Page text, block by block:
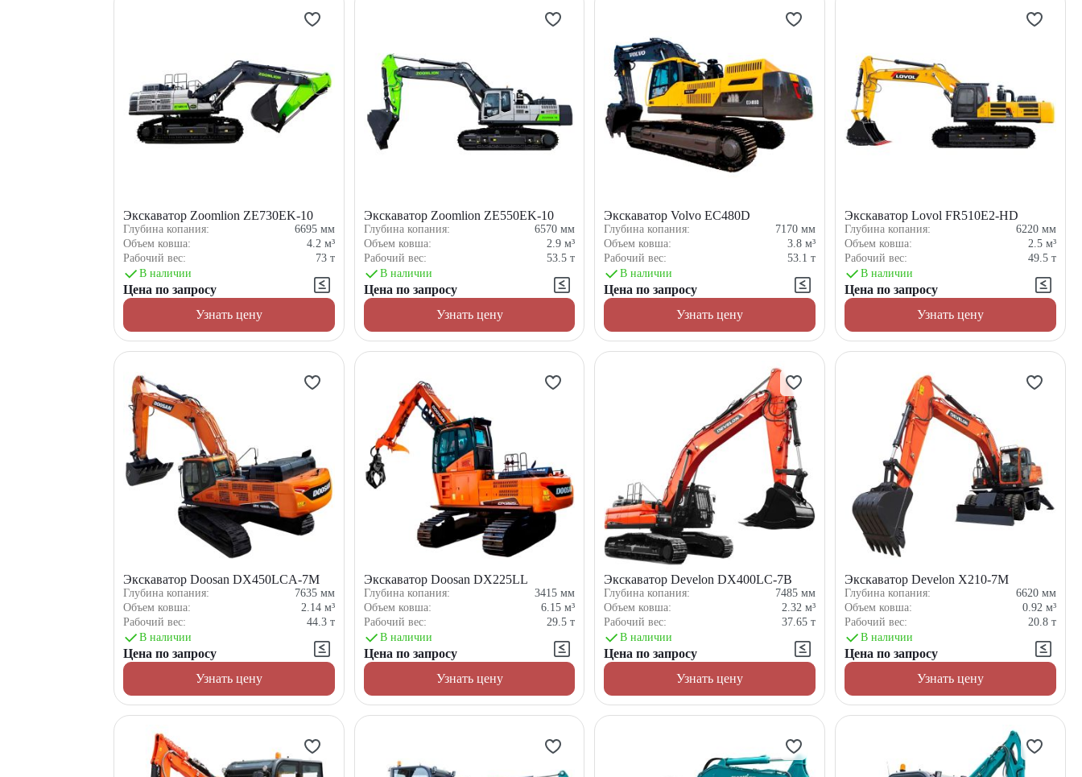
Экскаватор Zoomlion ZE730EK-10
Глубина копания: 6695 мм
Объем ковша:
4.2 м³
Рабочий вес:
73 т
В наличии
Цена по запросу
Узнать цену
Экскаватор Zoomlion ZE550EK-10
Глубина копания: 6570мм
Объем ковша:
2.9м³
Рабочий вес:
53.5т
В наличии
Цена по запросу
Узнать цену
Экскаватор Volvo EC480D
Глубина копания: 7170мм
Объем ковша:
3.8м³
Рабочий вес:
53.1т
В наличии
Цена по запросу
Узнать цену
Экскаватор Lovol FR510E2-HD
Глубина копания: 6220 мм
Объем ковша:
2.5 м³
Рабочий вес:
49.5 т
В наличии
Цена по запросу
Узнать цену
Экскаватор Doosan DX450LCA-7M
Глубина копания: 7635 мм
Объем ковша:
2.14 м³
Рабочий вес:
44.3 т
В наличии
Цена по запросу
Узнать цену
Экскаватор Doosan DX225LL
Глубина копания: 3415мм
Объем ковша:
6.15м³
Рабочий вес:
29.5т
В наличии
Цена по запросу
Узнать цену
Экскаватор Develon DX400LC-7B
Глубина копания: 7485мм
Объем ковша:
2.32м³
Рабочий вес:
37.65т
В наличии
Цена по запросу
Узнать цену
Экскаватор Develon X210-7M
Глубина копания: 6620 мм
Объем ковша:
0.92 м³
Рабочий вес:
20.8 т
В наличии
Цена по запросу
Узнать цену